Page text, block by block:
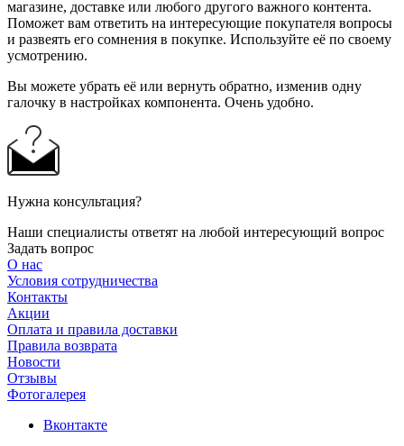
магазине, доставке или любого другого важного контента.
Поможет вам ответить на интересующие покупателя вопросы
и развеять его сомнения в покупке. Используйте её по своему
усмотрению.
Вы можете убрать её или вернуть обратно, изменив одну
галочку в настройках компонента. Очень удобно.
Нужна консультация?
Наши специалисты ответят на любой интересующий вопрос
Задать вопрос
О нас
Условия сотрудничества
Контакты
Акции
Оплата и правила доставки
Правила возврата
Новости
Отзывы
Фотогалерея
Вконтакте